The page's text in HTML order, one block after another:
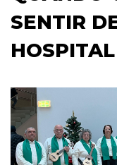
SENTIR
HOSPITAL